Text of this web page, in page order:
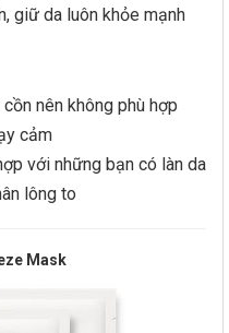
giữ da luôn khỏe mạnh
nên không phù hợp
cảm
với những bạn có làn da
lông to
Mask